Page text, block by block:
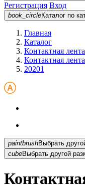
Регистрация Вход
book_circleКаталог по
Главная
Каталог
Контактная лента
Контактная
20201
paintbrush
cubeВыбрать другой